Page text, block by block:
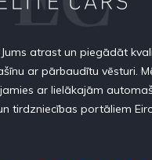
atrast un piegādāt
ar pārbaudītu vēsturi.
ar lielākajām
tirdzniecības portāliem